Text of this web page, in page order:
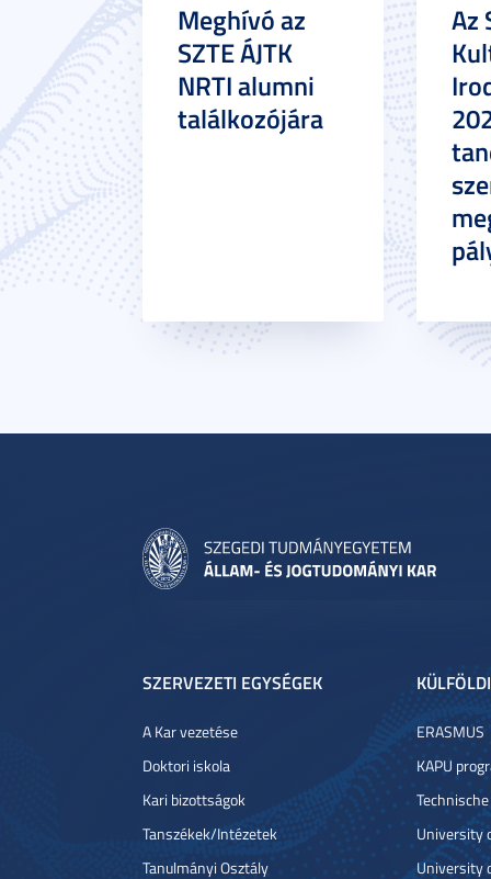
Meghívó az
SZTE ÁJTK
NRTI alumni
találkozójára
Az
SZERVEZETI EGYSÉGEK
A Kar vezetése
Doktori iskola
Kari bizottságok
Tanszékek/Intézetek
Tanulmányi Osztály
ERASMUS
KAPU
University
University